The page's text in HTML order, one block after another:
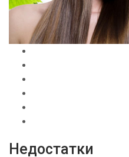
Недостатки